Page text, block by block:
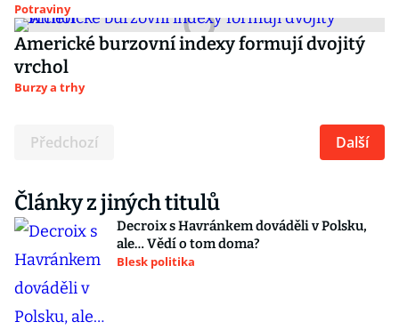
Potraviny
Americké burzovní indexy formují dvojitý
vrchol
Burzy a trhy
Předchozí Další
Články z jiných titulů
Decroix s Havránkem dováděli v Polsku,
ale… Vědí o tom doma?
Blesk politika